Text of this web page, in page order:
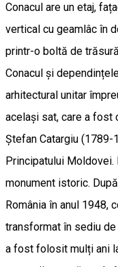
Conacul are un etaj,
vertical cu geamlâc în
printr-o boltă de
Conacul și
arhitectural unitar
același sat, care a
Ștefan Catargiu
Principatului
monument istoric.
România în anul 1948,
transformat în sediu
a fost folosit mulți ani